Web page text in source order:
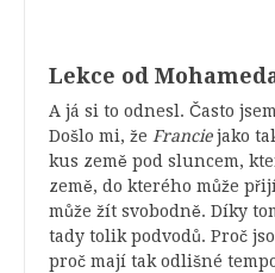
Lekce od
A já si to odnesl. Často
Došlo mi, že Franciejako
kus země pod sluncem,
země, do kterého může
může žít svobodně. Díky
tady tolik podvodů. Proč
proč mají tak odlišné